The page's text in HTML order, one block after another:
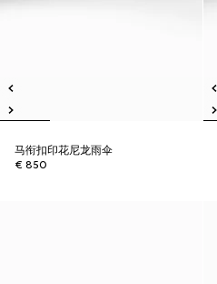
马衔扣印花尼龙雨伞
€ 850